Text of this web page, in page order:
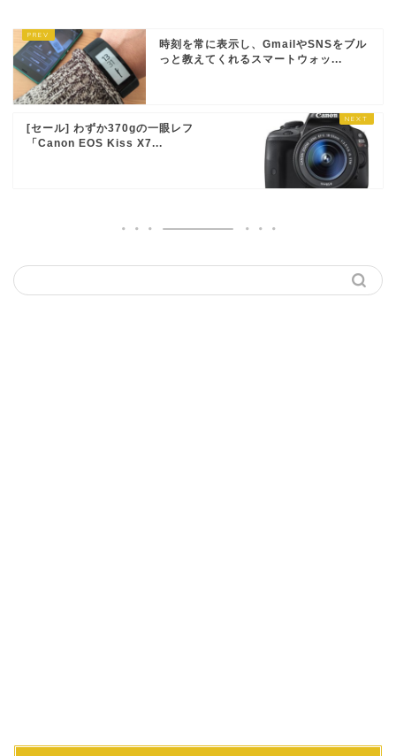
時刻を常に表示し、GmailやSNSをブル
っと教えてくれるスマートウォッ...
[セール] わずか370gの一眼レフ
「Canon EOS Kiss X7...